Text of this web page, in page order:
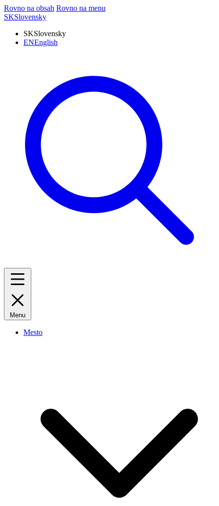
Rovno na obsah Rovno na menu
SKSlovensky
SKSlovensky
ENEnglish
Menu
Mesto